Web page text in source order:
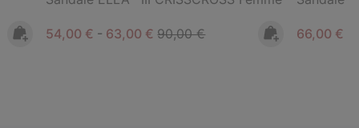
Minimum sale price:
54,00 € - Maximum sale price:
63,00 €Regular price:
90,00 € Sale price:
66,00 €